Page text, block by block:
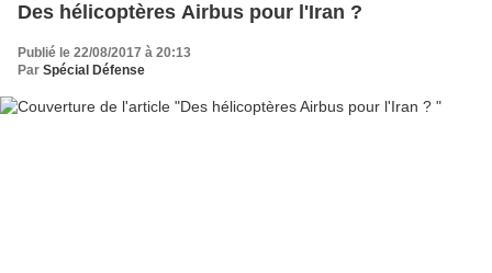
Des hélicoptères Airbus pour l'Iran ?
Publié le 22/08/2017 à 20:13
Par Spécial Défense